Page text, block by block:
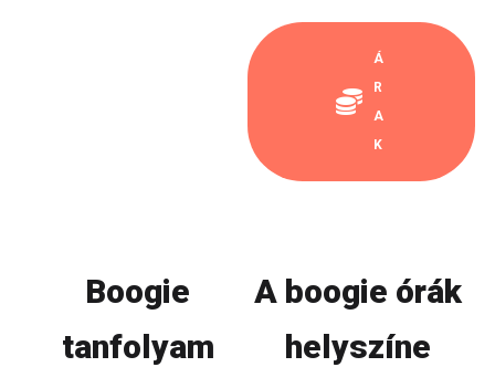
Á
R
A
K
Boogie
tanfolyam
A boogie órák
helyszíne